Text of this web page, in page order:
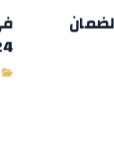
2024